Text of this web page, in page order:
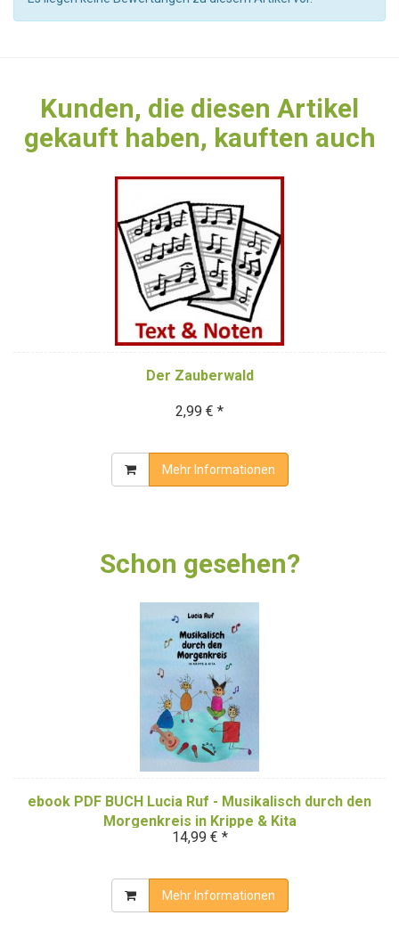
Kunden, die diesen Artikel
gekauft haben, kauften auch
Der Zauberwald
2,99 € *
Mehr Informationen
Schon gesehen?
ebook PDF BUCH Lucia Ruf - Musikalisch durch den
Morgenkreis in Krippe & Kita
14,99 € *
Mehr Informationen